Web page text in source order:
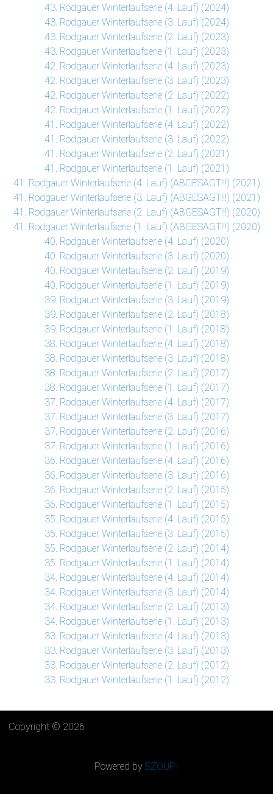
43. Rodgauer Winterlaufserie (4. Lauf) (2024)
43. Rodgauer Winterlaufserie (3. Lauf) (2024)
43. Rodgauer Winterlaufserie (2. Lauf) (2023)
43. Rodgauer Winterlaufserie (1. Lauf) (2023)
42. Rodgauer Winterlaufserie (4. Lauf) (2023)
42. Rodgauer Winterlaufserie (3. Lauf) (2023)
42. Rodgauer Winterlaufserie (2. Lauf) (2022)
42. Rodgauer Winterlaufserie (1. Lauf) (2022)
41. Rodgauer Winterlaufserie (4. Lauf) (2022)
41. Rodgauer Winterlaufserie (3. Lauf) (2022)
41. Rodgauer Winterlaufserie (2. Lauf) (2021)
41. Rodgauer Winterlaufserie (1. Lauf) (2021)
41. Rodgauer Winterlaufserie (4. Lauf) (ABGESAGT!!!) (2021)
41. Rodgauer Winterlaufserie (3. Lauf) (ABGESAGT!!!) (2021)
41. Rodgauer Winterlaufserie (2. Lauf) (ABGESAGT!!!) (2020)
41. Rodgauer Winterlaufserie (1. Lauf) (ABGESAGT!!!) (2020)
40. Rodgauer Winterlaufserie (4. Lauf) (2020)
40. Rodgauer Winterlaufserie (3. Lauf) (2020)
40. Rodgauer Winterlaufserie (2. Lauf) (2019)
40. Rodgauer Winterlaufserie (1. Lauf) (2019)
39. Rodgauer Winterlaufserie (3. Lauf) (2019)
39. Rodgauer Winterlaufserie (2. Lauf) (2018)
39. Rodgauer Winterlaufserie (1. Lauf) (2018)
38. Rodgauer Winterlaufserie (4. Lauf) (2018)
38. Rodgauer Winterlaufserie (3. Lauf) (2018)
38. Rodgauer Winterlaufserie (2. Lauf) (2017)
38. Rodgauer Winterlaufserie (1. Lauf) (2017)
37. Rodgauer Winterlaufserie (4. Lauf) (2017)
37. Rodgauer Winterlaufserie (3. Lauf) (2017)
37. Rodgauer Winterlaufserie (2. Lauf) (2016)
37. Rodgauer Winterlaufserie (1. Lauf) (2016)
36. Rodgauer Winterlaufserie (4. Lauf) (2016)
36. Rodgauer Winterlaufserie (3. Lauf) (2016)
36. Rodgauer Winterlaufserie (2. Lauf) (2015)
36. Rodgauer Winterlaufserie (1. Lauf) (2015)
35. Rodgauer Winterlaufserie (4. Lauf) (2015)
35. Rodgauer Winterlaufserie (3. Lauf) (2015)
35. Rodgauer Winterlaufserie (2. Lauf) (2014)
35. Rodgauer Winterlaufserie (1. Lauf) (2014)
34. Rodgauer Winterlaufserie (4. Lauf) (2014)
34. Rodgauer Winterlaufserie (3. Lauf) (2014)
34. Rodgauer Winterlaufserie (2. Lauf) (2013)
34. Rodgauer Winterlaufserie (1. Lauf) (2013)
33. Rodgauer Winterlaufserie (4. Lauf) (2013)
33. Rodgauer Winterlaufserie (3. Lauf) (2013)
33. Rodgauer Winterlaufserie (2. Lauf) (2012)
33. Rodgauer Winterlaufserie (1. Lauf) (2012)
Copyright © 2026
Powered by SZOUPI